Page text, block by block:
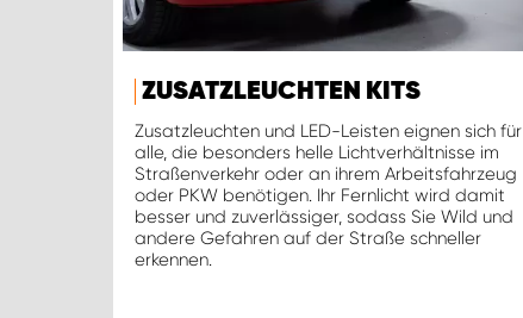
ZUSATZLEUCHTEN KITS
Zusatzleuchten und LED-Leisten eignen sich für
alle, die besonders helle Lichtverhältnisse im
Straßenverkehr oder an ihrem Arbeitsfahrzeug
oder PKW benötigen. Ihr Fernlicht wird damit
besser und zuverlässiger, sodass Sie Wild und
andere Gefahren auf der Straße schneller
erkennen.